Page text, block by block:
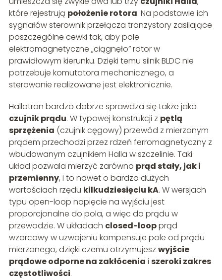
które rejestrują położenie rotora. Na podstawie ich
sygnałów sterownik przełącza tranzystory zasilające
poszczególne cewki tak, aby pole
elektromagnetyczne „ciągnęło” rotor w
prawidłowym kierunku. Dzięki temu silnik BLDC nie
potrzebuje komutatora mechanicznego, a
sterowanie realizowane jest elektronicznie.
Hallotron bardzo dobrze sprawdza się także jako
czujnik prądu. W typowej konstrukcji z pętlą
sprzężenia (czujnik cęgowy) przewód z mierzonym
prądem przechodzi przez rdzeń ferromagnetyczny z
wbudowanym czujnikiem Halla w szczelinie. Taki
układ pozwala mierzyć zarówno prąd stały, jak i
przemienny, i to nawet o bardzo dużych
wartościach rzędu kilkudziesięciu kA. W wersjach
typu open-loop napięcie na wyjściu jest
proporcjonalne do pola, a więc do prądu w
przewodzie. W układach closed-loopprąd
wzorcowy w uzwojeniu kompensuje pole od prądu
mierzonego, dzięki czemu otrzymujesz wyjście
prądowe odporne na zakłócenia i szeroki zakres
częstotliwości.